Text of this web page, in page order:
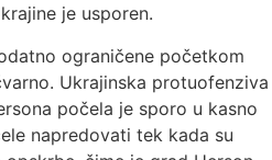
je usporen.
ograničene početkom
Ukrajinska protuofenziva
počela je sporo u kasno
napredovati tek kada su